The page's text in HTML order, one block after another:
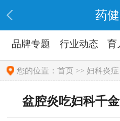
药
品牌专题 行业动态 育
生活必备
您的位置：首页 >>妇科炎症
盆腔炎吃妇科千